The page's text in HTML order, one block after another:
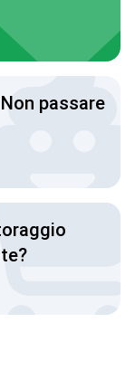
passare